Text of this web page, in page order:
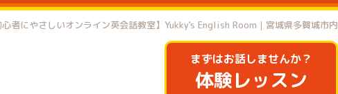
心者にやさしいオンライン英会話教室】Yukky's English Room｜宮城県多賀城市内
まずはお話しませんか？
体験レッスン